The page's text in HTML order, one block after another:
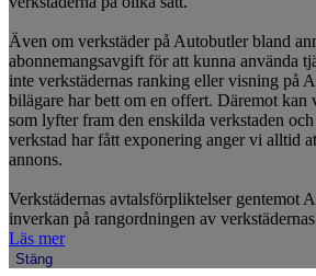
Även om verkstäder på Autobutler bland
abonnemangsavgift för att kunna använda
inte verkstädernas ranking eller visning på
bilägare har bett om en offert. Däremot kan
som lyfter fram den enskilda verkstaden
verkstad har fått exponering anger vi alltid
annons.
Verkstädernas avtalsförpliktelser gentemot
inverkan på rangordningen av
Läs mer
Stäng